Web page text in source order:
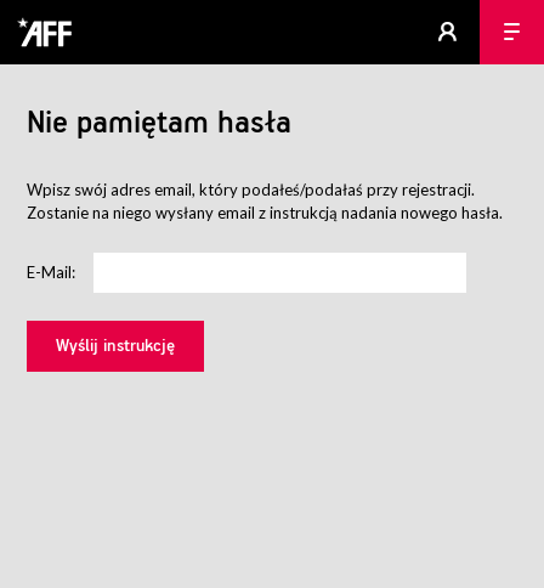
Nie pamiętam hasła
Wpisz swój adres email, który podałeś/podałaś przy rejestracji.
Zostanie na niego wysłany email z instrukcją nadania nowego hasła.
E-Mail: